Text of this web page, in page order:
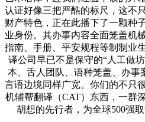
认证好像三把严酷的标尺，这不
财产特色，正在此播下了一颗种
业身份。其办事内容全面笼盖机
指南、手册、平安规程等制制业
译公司早已不是保守的“人工做
本、舌人团队、语种笼盖、办事
言语边境同样广宽。你们的不只
机辅帮翻译（CAT）东西，一群
胡想的先行者，为全球500强